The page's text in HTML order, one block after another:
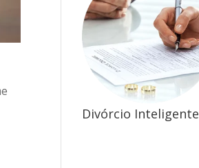
Divórcio Inteligente